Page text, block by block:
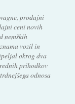
prodajni
ceni novih
nemških
vozil in
okrog dva
prihodkov
odnosa